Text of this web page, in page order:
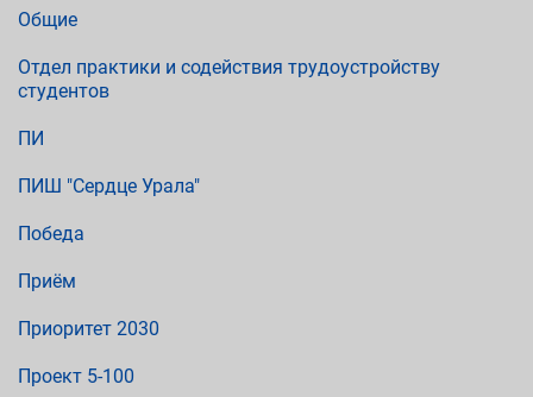
Общие
Отдел практики и содействия трудоустройству
студентов
ПИ
ПИШ "Сердце Урала"
Победа
Приём
Приоритет 2030
Проект 5-100